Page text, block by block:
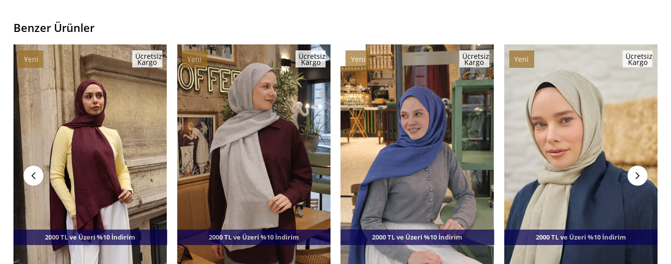
Benzer Ürünler
Yeni
Ürün
Ücretsiz
Kargo
2000 TL ve Üzeri %10 İndirim
Yeni
Ürün
Ücretsiz
Kargo
2000 TL ve Üzeri %10 İndirim
Yeni
Ürün
Ücretsiz
Kargo
2000 TL ve Üzeri %10 İndirim
Yeni
Ücretsiz
Kargo
2000 TL ve Üzeri %10 İndirim